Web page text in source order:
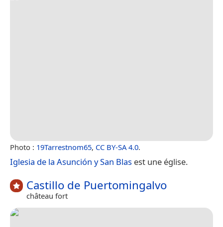
Photo : 19Tarrestnom65, CC BY-SA 4.0.
Iglesia de la Asunción y San Blas est une église.
Castillo de Puertomingalvo
château fort